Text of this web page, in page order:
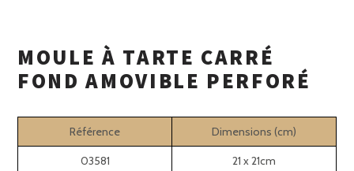
MOULE À TARTE CARRÉ
FOND AMOVIBLE PERFORÉ
Référence Dimensions (cm)
03581
21 x 21cm